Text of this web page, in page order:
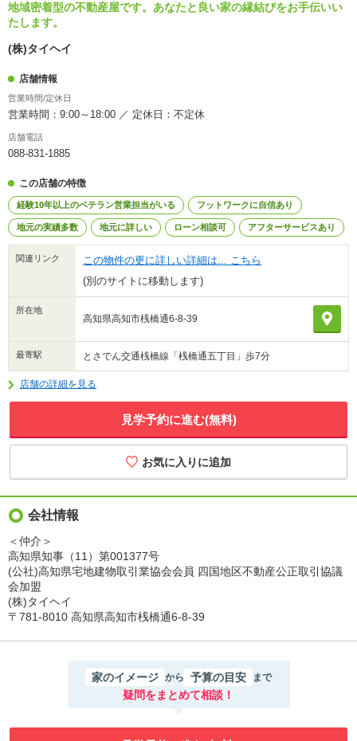
地域密着型の不動産屋です。あなたと良い家の縁結びをお手伝いい
たします。
(株)タイヘイ
店舗情報
営業時間/定休日
営業時間：9:00～18:00 ／ 定休日：不定休
店舗電話
088-831-1885
この店舗の特徴
経験10年以上のベテラン営業担当がいる フットワークに自信あり
地元の実績多数 地元に詳しい ローン相談可 アフターサービスあり
関連リンク
この物件の更に詳しい詳細は... こちら
(別のサイトに移動します)
所在地
高知県高知市桟橋通6-8-39
最寄駅 とさでん交通桟橋線「桟橋通五丁目」歩7分
店舗の詳細を見る
見学予約に進む(無料)
会社情報
＜仲介＞
高知県知事（11）第001377号
(公社)高知県宅地建物取引業協会会員 四国地区不動産公正取引協議
会加盟
(株)タイヘイ
〒781-8010 高知県高知市桟橋通6-8-39
家のイメージ から 予算の目安 まで
疑問をまとめて相談！